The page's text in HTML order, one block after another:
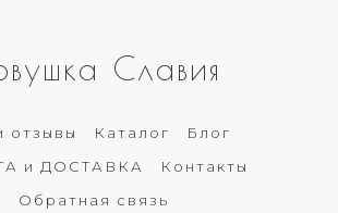
Славия
отзывы Каталог
Блог
и ДОСТАВКА
Контакты
Обратная связь